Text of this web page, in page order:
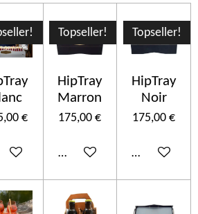
€
al carrito
Topseller!
HipTray
Marron
175,00 €
Añadir al carrito
Topseller!
HipTray
Noir
175,00 €
Añadir al